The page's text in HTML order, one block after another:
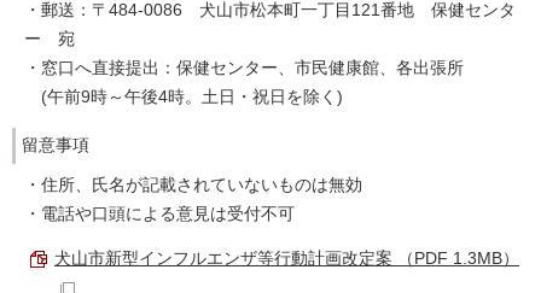
・郵送：〒484-0086 犬山市松本町一丁目121番地 保健センタ
ー 宛
・窓口へ直接提出：保健センター、市民健康館、各出張所
(午前9時～午後4時。土日・祝日を除く)
留意事項
・住所、氏名が記載されていないものは無効
・電話や口頭による意見は受付不可
犬山市新型インフルエンザ等行動計画改定案 （PDF 1.3MB）